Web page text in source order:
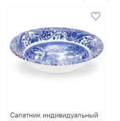
Салатник индивидуальный